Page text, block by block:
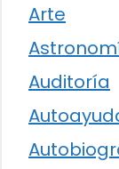
Arte
Auditoría